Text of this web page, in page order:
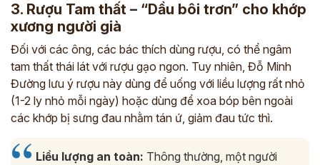
3. Rượu Tam thất – “Dầu bôi trơn” cho khớp
xương người già
Đối với các ông, các bác thích dùng rượu, có thể ngâm
tam thất thái lát với rượu gạo ngon. Tuy nhiên, Đỗ Minh
Đường lưu ý rượu này dùng để uống với liều lượng rất nhỏ
(1-2 ly nhỏ mỗi ngày) hoặc dùng để xoa bóp bên ngoài
các khớp bị sưng đau nhằm tán ứ, giảm đau tức thì.
Liều lượng an toàn: Thông thường, một người